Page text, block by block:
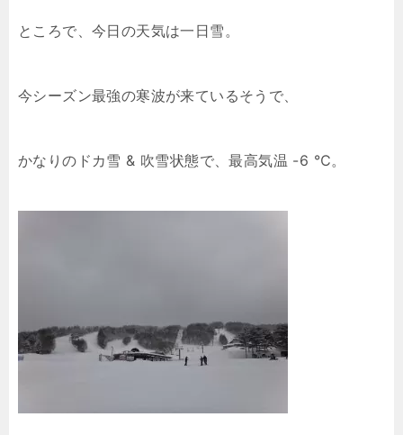
ところで、今日の天気は一日雪。
今シーズン最強の寒波が来ているそうで、
かなりのドカ雪 & 吹雪状態で、最高気温 -6 ℃。